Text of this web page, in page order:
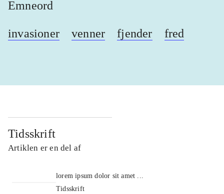
Emneord
invasioner venner fjender fred
Tidsskrift
Artiklen er en del af
lorem ipsum dolor sit amet ...
Tidsskrift